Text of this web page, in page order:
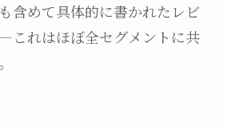
含めて具体的に書かれたレビ
れはほぼ全セグメントに共